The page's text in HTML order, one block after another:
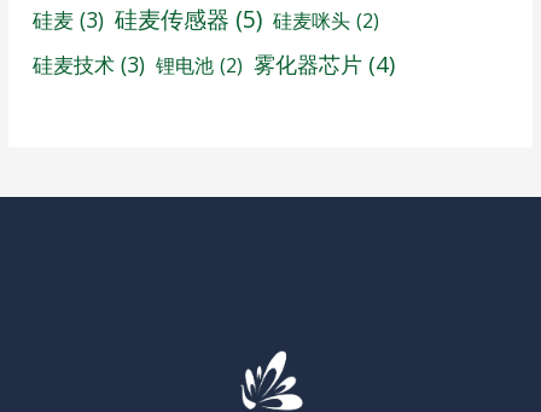
硅麦 (3) 硅麦传感器 (5) 硅麦咪头 (2)
硅麦技术 (3) 锂电池 (2) 雾化器芯片 (4)